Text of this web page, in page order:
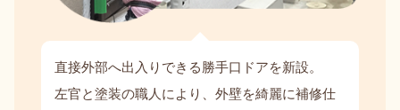
直接外部へ出入りできる勝手口ドアを新設。
左官と塗装の職人により、外壁を綺麗に補修仕